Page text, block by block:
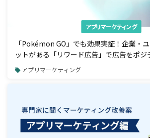
アプリマーケティング
「Pokémon GO」でも効果実証！企業・
ットがある「リワード広告」で広告をポジ
アプリマーケティング